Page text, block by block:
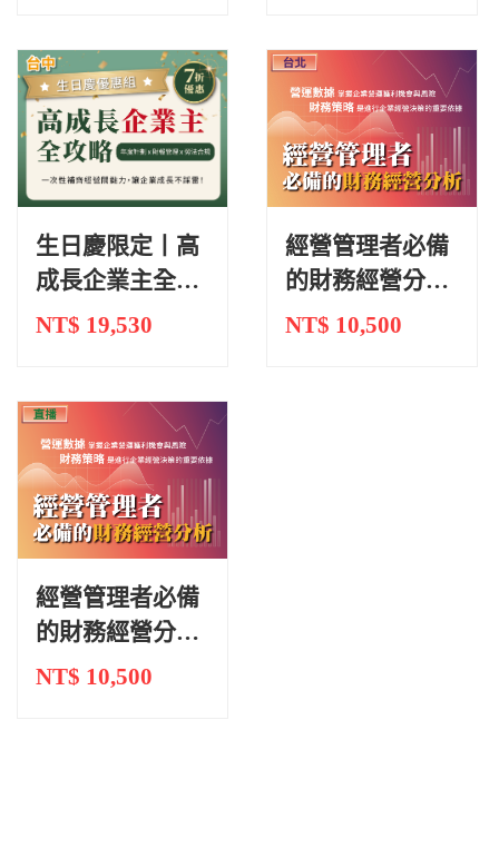
生日慶限定丨高
成長企業主全攻
略丨台中
NT$ 19,530
經營管理者必備
的財務經營分析
｜台北
NT$ 10,500
經營管理者必備
的財務經營分析
｜直播
NT$ 10,500